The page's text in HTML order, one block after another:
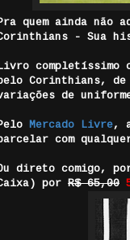
quem ainda
- Sua
Livro completíssimo
Corinthians,
de
Mercado Livre,
com
direto comigo,
por R$ 65,00